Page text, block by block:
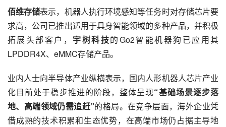
佰维存储表示，机器人执行环境感知等任务时对存储芯片要
求高，公司已推出适用于具身智能领域的多种产品，并积极
拓展头部客户， 宇树科技的Go2智能机器狗已应用其
LPDDR4X、eMMC存储产品。
业内人士向半导体产业纵横表示，国内人形机器人芯片产业
化目前处于稳步推进的阶段，整体呈现“基础场景逐步落
地、高端领域仍需追赶”的格局。在竞争层面，海外企业凭
借成熟的技术积累和生态优势，在高端市场仍占据主导地